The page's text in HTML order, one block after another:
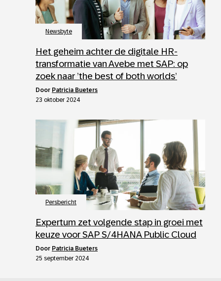
Newsbyte
Het geheim achter de digitale HR-
transformatie van Avebe met SAP: op
zoek naar ’the best of both worlds’
door Patricia Bueters
23 oktober 2024
Persbericht
Expertum zet volgende stap in groei met
keuze voor SAP S/4HANA Public Cloud
door Patricia Bueters
25 september 2024